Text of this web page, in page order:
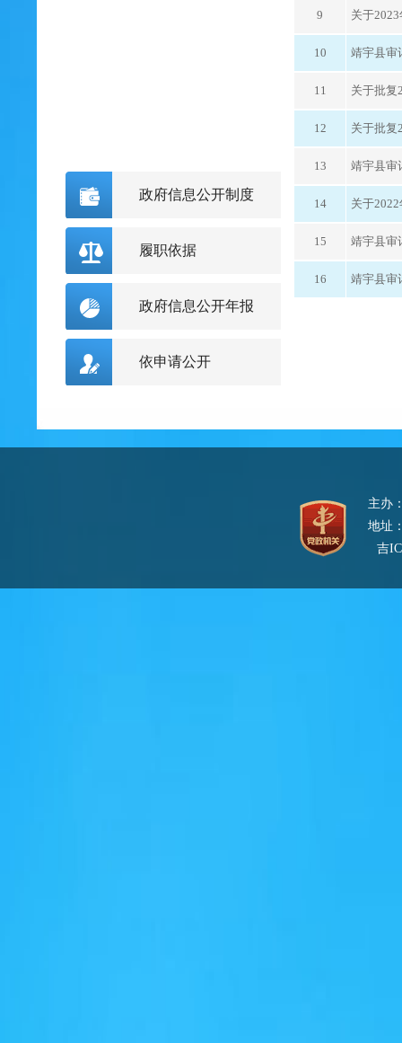
9 关于
10 靖宇县审
11 关于批复
12 关于批复
13 靖宇县审
14 关于
15 靖宇县审
16 靖宇县审
政府信息公开制度
履职依据
政府信息公开年报
依申请公开